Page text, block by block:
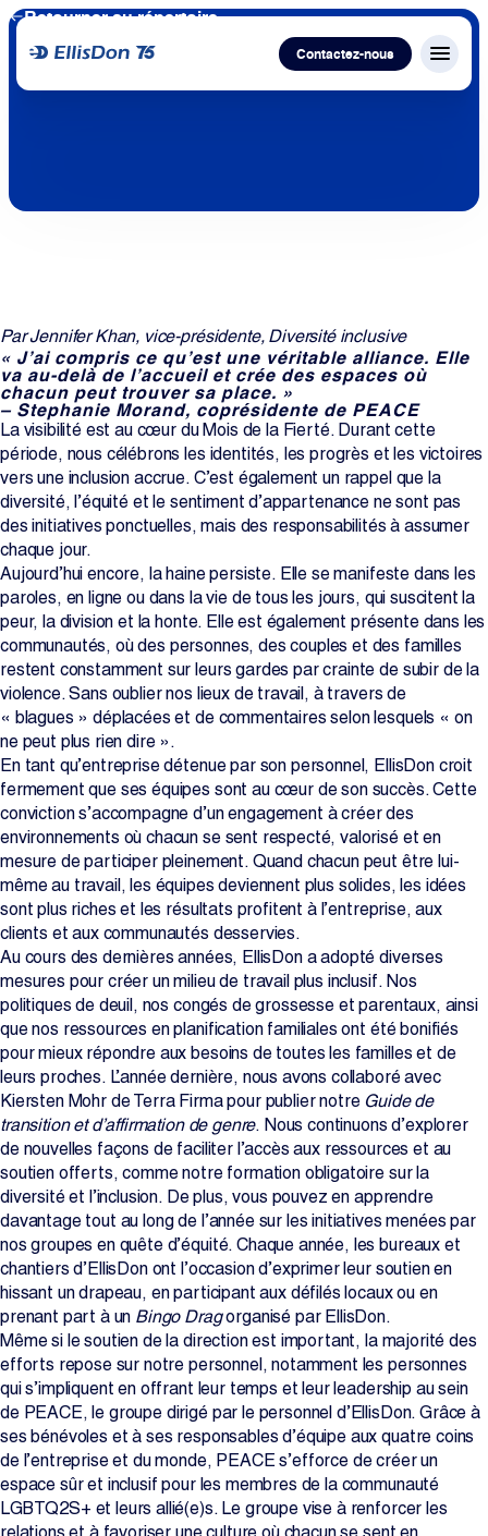
Contactez-nous Menu
Technologie
À propos de nous
Travailler avec nous
Projets
La salle de rédaction
Contactez-nous
Change Language
Retourner au répertoire
Par Jennifer Khan, vice-présidente, Diversité inclusive
« J’ai compris ce qu’est une véritable alliance. Elle
va au-delà de l’accueil et crée des espaces où
chacun peut trouver sa place. »
– Stephanie Morand, coprésidente de PEACE
La visibilité est au cœur du Mois de la Fierté. Durant cette
période, nous célébrons les identités, les progrès et les victoires
vers une inclusion accrue. C’est également un rappel que la
diversité, l’équité et le sentiment d’appartenance ne sont pas
des initiatives ponctuelles, mais des responsabilités à assumer
chaque jour.
Aujourd’hui encore, la haine persiste. Elle se manifeste dans les
paroles, en ligne ou dans la vie de tous les jours, qui suscitent la
peur, la division et la honte. Elle est également présente dans les
communautés, où des personnes, des couples et des familles
restent constamment sur leurs gardes par crainte de subir de la
violence. Sans oublier nos lieux de travail, à travers de
« blagues » déplacées et de commentaires selon lesquels « on
ne peut plus rien dire ».
En tant qu’entreprise détenue par son personnel, EllisDon croit
fermement que ses équipes sont au cœur de son succès. Cette
conviction s’accompagne d’un engagement à créer des
environnements où chacun se sent respecté, valorisé et en
mesure de participer pleinement. Quand chacun peut être lui-
même au travail, les équipes deviennent plus solides, les idées
sont plus riches et les résultats profitent à l’entreprise, aux
clients et aux communautés desservies.
Au cours des dernières années, EllisDon a adopté diverses
mesures pour créer un milieu de travail plus inclusif. Nos
politiques de deuil, nos congés de grossesse et parentaux, ainsi
que nos ressources en planification familiales ont été bonifiés
pour mieux répondre aux besoins de toutes les familles et de
leurs proches. L’année dernière, nous avons collaboré avec
Kiersten Mohr de Terra Firma pour publier notre Guide de
transition et d’affirmation de genre. Nous continuons d’explorer
de nouvelles façons de faciliter l’accès aux ressources et au
soutien offerts, comme notre formation obligatoire sur la
diversité et l’inclusion. De plus, vous pouvez en apprendre
davantage tout au long de l’année sur les initiatives menées par
nos groupes en quête d’équité. Chaque année, les bureaux et
chantiers d’EllisDon ont l’occasion d’exprimer leur soutien en
hissant un drapeau, en participant aux défilés locaux ou en
prenant part à un Bingo Dragorganisé par EllisDon.
Même si le soutien de la direction est important, la majorité des
efforts repose sur notre personnel, notamment les personnes
qui s’impliquent en offrant leur temps et leur leadership au sein
de PEACE, le groupe dirigé par le personnel d’EllisDon. Grâce à
ses bénévoles et à ses responsables d’équipe aux quatre coins
de l’entreprise et du monde, PEACE s’efforce de créer un
espace sûr et inclusif pour les membres de la communauté
LGBTQ2S+ et leurs allié(e)s. Le groupe vise à renforcer les
relations et à favoriser une culture où chacun se sent en